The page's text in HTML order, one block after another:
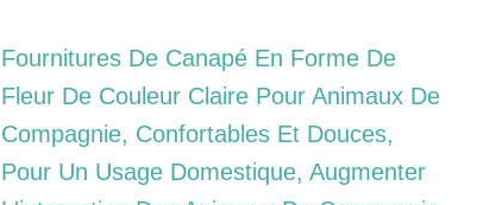
Fournitures De Canapé En Forme De
Fleur De Couleur Claire Pour Animaux De
Compagnie, Confortables Et Douces,
Pour Un Usage Domestique, Augmenter